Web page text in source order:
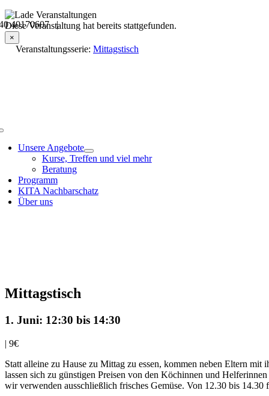
Skip
to
content
40170607 |
Unsere Angebote
Kurse, Treffen und viel mehr
Beratung
Programm
KITA Nachbarschatz
Über uns
Veranstaltungsdetails
Diese Veranstaltung hat bereits stattgefunden.
×
Veranstaltungsserie: Mittagstisch
Mittagstisch
1. Juni: 12:30 bis 14:30
| 9€
Statt alleine zu Hause zu Mittag zu essen, kommen neben Eltern
lassen sich zu günstigen Preisen von den Köchinnen und
wir verwenden ausschließlich frisches Gemüse. Von 12.30 bis 14.30